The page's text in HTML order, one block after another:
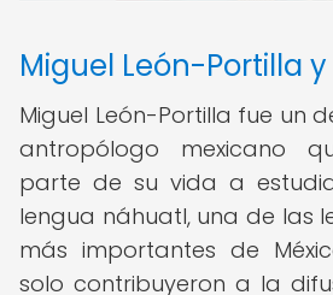
Miguel León-Portilla
Miguel León-Portilla fue un
antropólogo mexicano
parte de su vida a
lengua náhuatl, una de las
más importantes de
solo contribuyeron a la